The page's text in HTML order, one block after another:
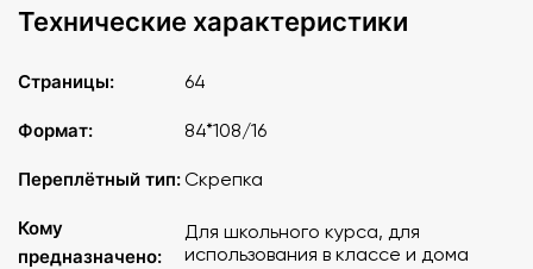
Технические характеристики
Страницы: 64
Формат: 84*108/16
Переплётный тип:Скрепка
Кому
предназначено:
Для школьного курса, для
использования в классе и дома